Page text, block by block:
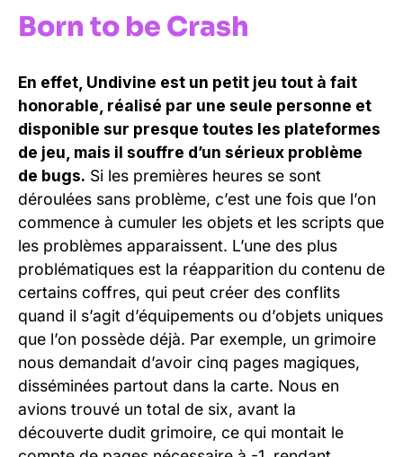
Born to be Crash
En effet, Undivine est un petit jeu tout à fait
honorable, réalisé par une seule personne et
disponible sur presque toutes les plateformes
de jeu, mais il souffre d’un sérieux problème
de bugs. Si les premières heures se sont
déroulées sans problème, c’est une fois que l’on
commence à cumuler les objets et les scripts que
les problèmes apparaissent. L’une des plus
problématiques est la réapparition du contenu de
certains coffres, qui peut créer des conflits
quand il s’agit d’équipements ou d’objets uniques
que l’on possède déjà. Par exemple, un grimoire
nous demandait d’avoir cinq pages magiques,
disséminées partout dans la carte. Nous en
avions trouvé un total de six, avant la
découverte dudit grimoire, ce qui montait le